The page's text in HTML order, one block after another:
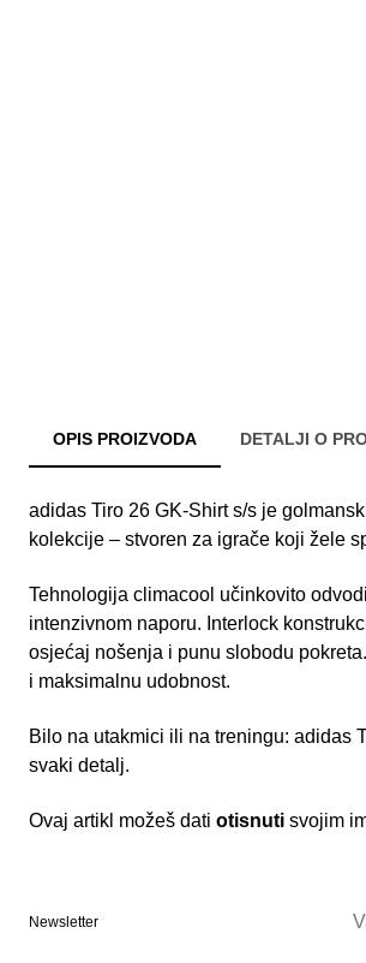
OPIS PROIZVODA DETALJI O
adidas Tiro 26 GK-Shirt s/s je
kolekcije – stvoren za igrače koji žele
Tehnologija climacool učinkovito
intenzivnom naporu. Interlock
osjećaj nošenja i punu slobodu
i maksimalnu udobnost.
Bilo na utakmici ili na treningu: adidas
svaki detalj.
Ovaj artikl možeš dati otisnuti svojim
Newsletter